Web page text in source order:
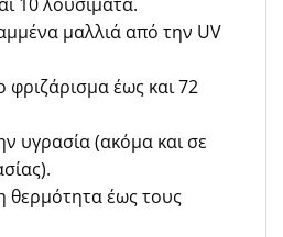
μαλλιά από την UV
έως και 72
υγρασία (ακόμα και σε
θερμότητα έως τους